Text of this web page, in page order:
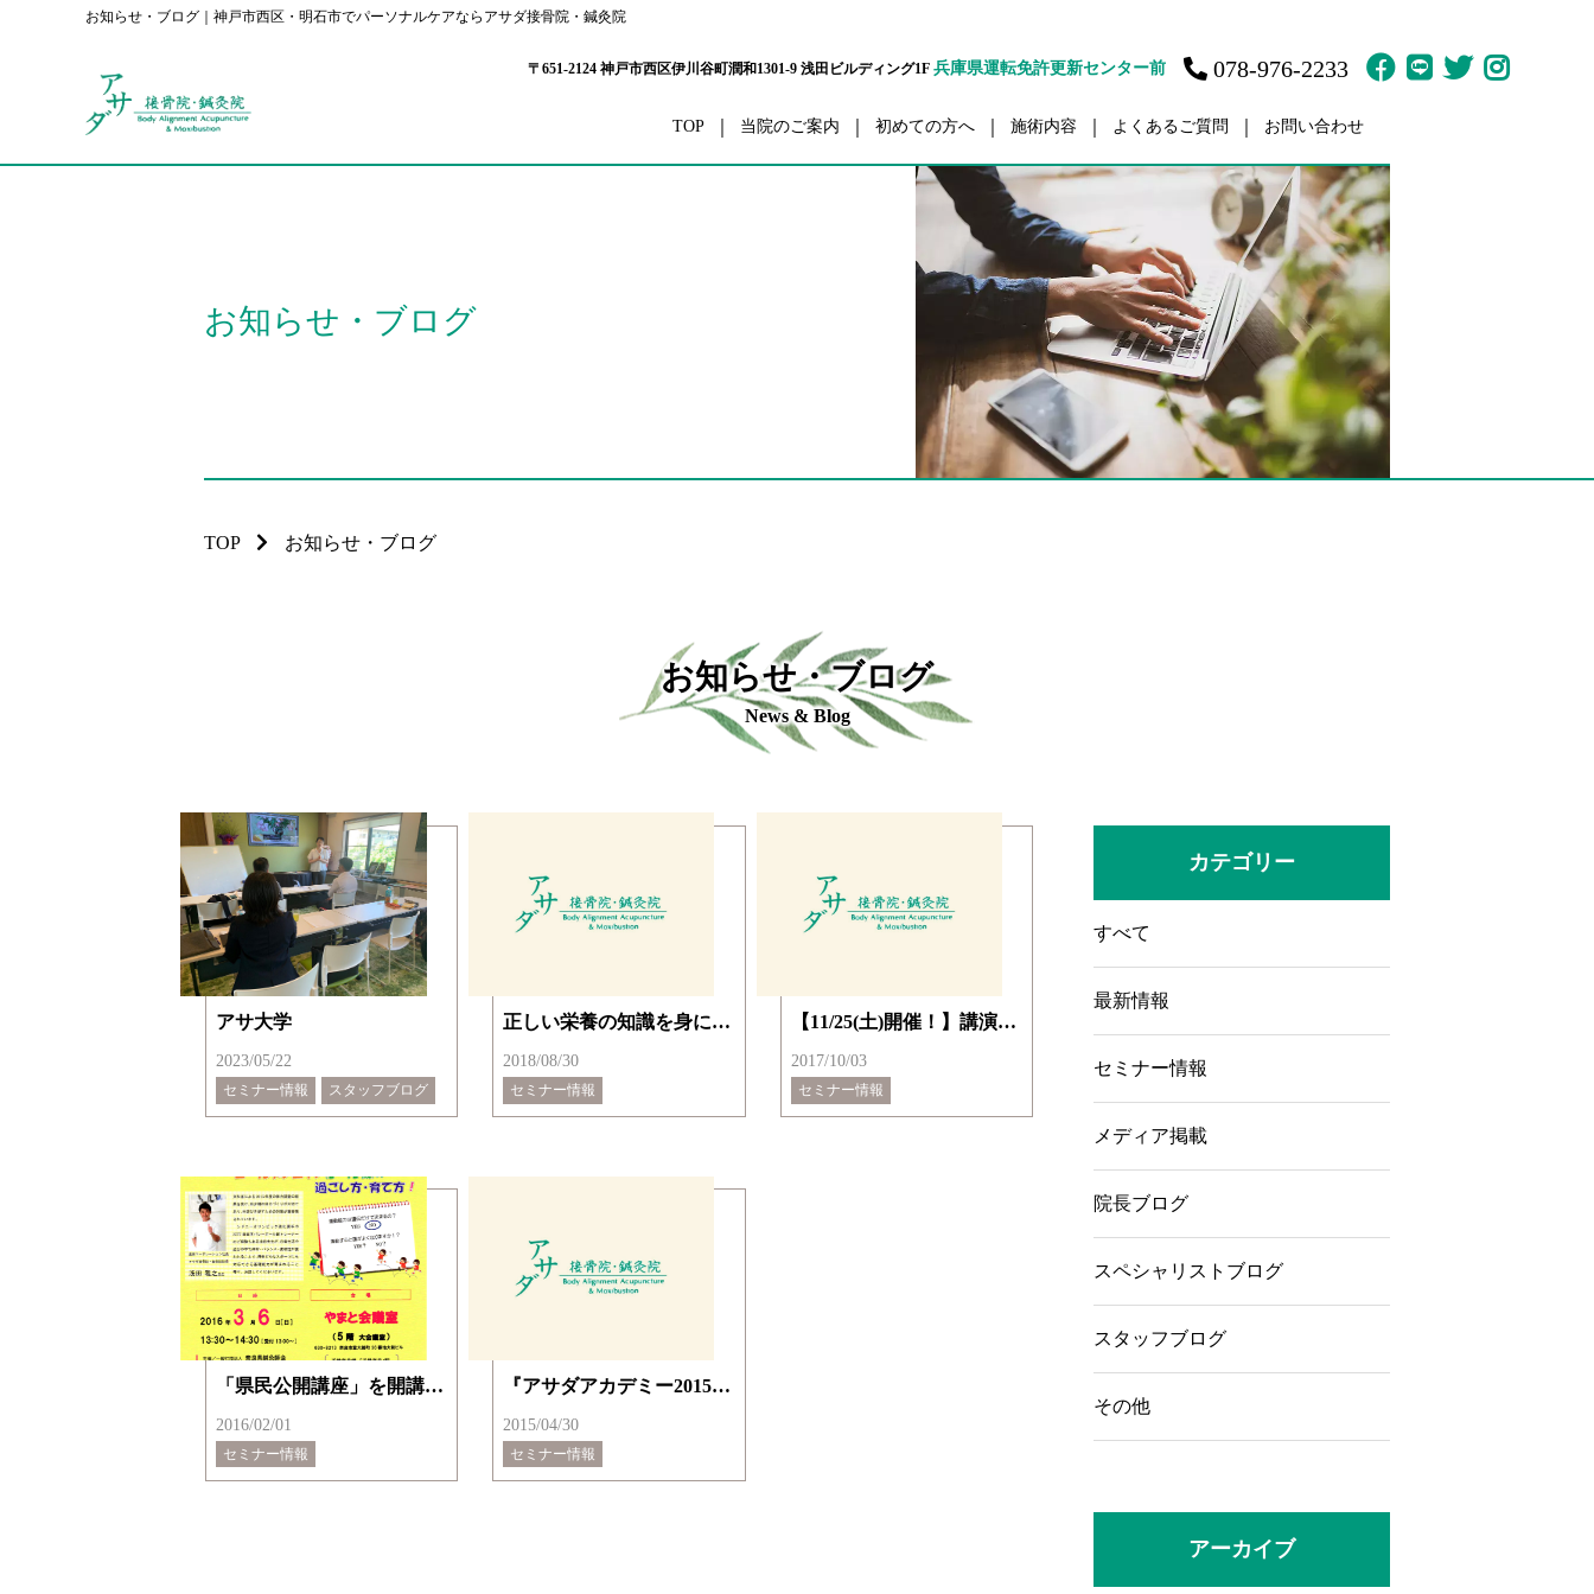
お知らせ・ブログ｜神戸市西区・明石市でパーソナルケアならアサダ接骨院・鍼灸院
〒651-2124 神戸市西区伊川谷町潤和1301-9 浅田ビルディング1F 兵庫県運転免許更新センター前 078-976-2233
TOP 当院のご案内 初めての方へ 施術内容
交通事故治療
ダイエット
五十肩・四十肩／肩こり
腰痛
膝痛
スポーツ外傷・障害
訪問鍼灸マッサージ
体育の家庭教師
よくあるご質問 お問い合わせ
お知らせ・ブログ
TOP お知らせ・ブログ
お知らせ・ブログ
News & Blog
アサ大学
2023/05/22
セミナー情報 スタッフブログ
正しい栄養の知識を身につけてもっと健康になろう！
2018/08/30
セミナー情報
【11/25(土)開催！】講演会 「子供と大人、 アスリートのための 身体づくり」 申込受付中
2017/10/03
セミナー情報
「県民公開講座」を開講のお知らせ
2016/02/01
セミナー情報
『アサダアカデミー2015開催 6/6（土）・6/7（日）パンフレット』
2015/04/30
セミナー情報
カテゴリー
すべて
最新情報
セミナー情報
メディア掲載
院長ブログ
スペシャリストブログ
スタッフブログ
その他
アーカイブ